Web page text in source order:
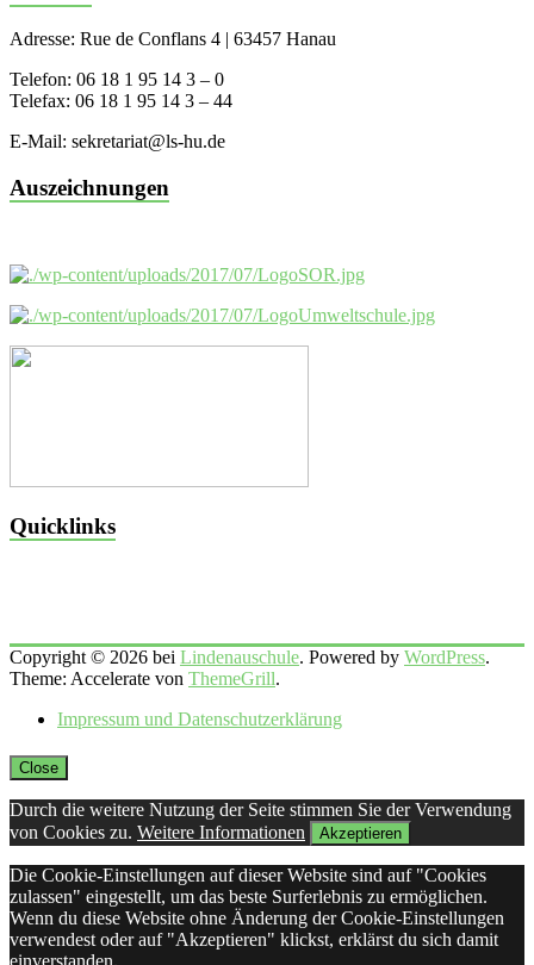
Adresse: Rue de Conflans 4 | 63457 Hanau
Telefon: 06 18 1 95 14 3 – 0
Telefax: 06 18 1 95 14 3 – 44
E-Mail: sekretariat@ls-hu.de
Auszeichnungen
Quicklinks
Copyright © 2026 bei Lindenauschule. Powered by WordPress.
Theme: Accelerate von ThemeGrill.
Impressum und Datenschutzerklärung
Close
Durch die weitere Nutzung der Seite stimmen Sie der Verwendung
von Cookies zu. Weitere Informationen Akzeptieren
Die Cookie-Einstellungen auf dieser Website sind auf "Cookies
zulassen" eingestellt, um das beste Surferlebnis zu ermöglichen.
Wenn du diese Website ohne Änderung der Cookie-Einstellungen
verwendest oder auf "Akzeptieren" klickst, erklärst du sich damit